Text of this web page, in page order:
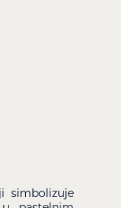
simbolizuje